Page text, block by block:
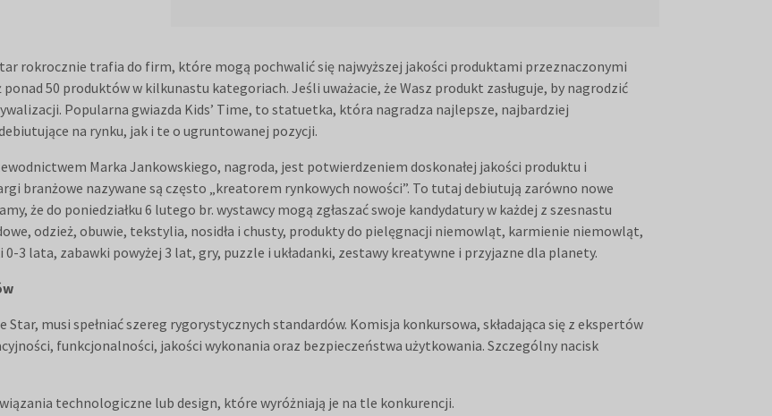
rokrocznie trafia do firm, które mogą pochwalić się najwyższej jakości produktami przeznaczonymi
50 produktów w kilkunastu kategoriach. Jeśli uważacie, że Wasz produkt zasługuje, by nagrodzić
Popularna gwiazda Kids’ Time, to statuetka, która nagradza najlepsze, najbardziej
na rynku, jak i te o ugruntowanej pozycji.
Marka Jankowskiego, nagroda, jest potwierdzeniem doskonałej jakości produktu i
branżowe nazywane są często „kreatorem rynkowych nowości”. To tutaj debiutują zarówno nowe
że do poniedziałku 6 lutego br. wystawcy mogą zgłaszać swoje kandydatury w każdej z szesnastu
odzież, obuwie, tekstylia, nosidła i chusty, produkty do pielęgnacji niemowląt, karmienie niemowląt,
3 lata, zabawki powyżej 3 lat, gry, puzzle i układanki, zestawy kreatywne i przyjazne dla planety.
musi spełniać szereg rygorystycznych standardów. Komisja konkursowa, składająca się z ekspertów
funkcjonalności, jakości wykonania oraz bezpieczeństwa użytkowania. Szczególny nacisk
technologiczne lub design, które wyróżniają je na tle konkurencji.